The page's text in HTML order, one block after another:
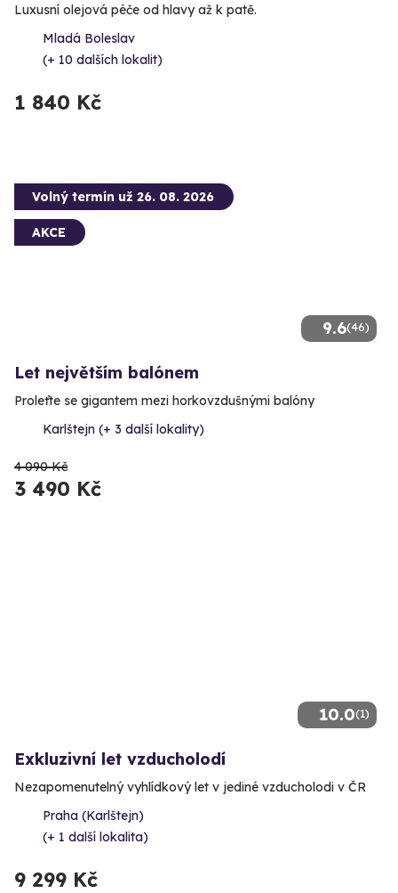
Luxusní olejová péče od hlavy až k patě.
Mladá Boleslav
(+ 10 dalších lokalit)
1 840 Kč
9.6(46)
Volný termín už 26. 08. 2026
AKCE
Let největším balónem
Proleťte se gigantem mezi horkovzdušnými balóny
Karlštejn (+ 3 další lokality)
4 090 Kč
3 490 Kč
10.0(1)
Exkluzivní let vzducholodí
Nezapomenutelný vyhlídkový let v jediné vzducholodi v ČR
Praha (Karlštejn)
(+ 1 další lokalita)
9 299 Kč